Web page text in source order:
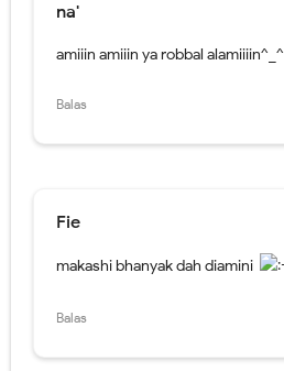
na'
amiiin amiiin ya robbal alamiiiin^_^
Balas
Fie
makashi bhanyak dah diamini
Balas